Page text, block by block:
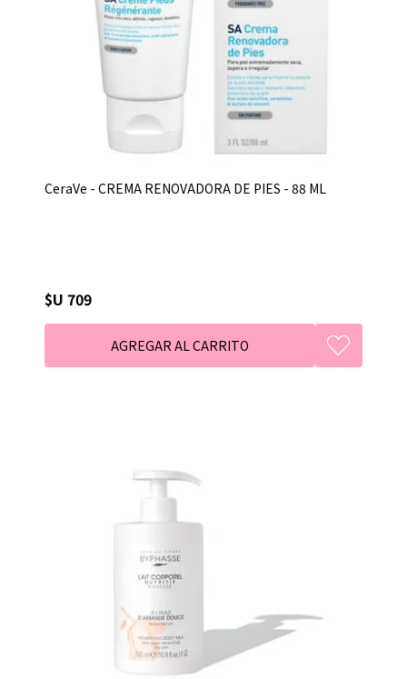
CeraVe - CREMA RENOVADORA DE PIES - 88 ML
$U 709